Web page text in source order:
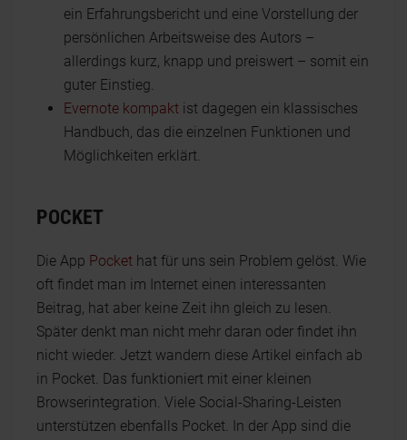
ein Erfahrungsbericht und eine Vorstellung der
persönlichen Arbeitsweise des Autors –
allerdings kurz, knapp und preiswert – somit ein
guter Einstieg.
Evernote kompakt ist dagegen ein klassisches
Handbuch, das die einzelnen Funktionen und
Möglichkeiten erklärt.
POCKET
Die App Pocket hat für uns sein Problem gelöst. Wie
oft findet man im Internet einen interessanten
Beitrag, hat aber keine Zeit ihn gleich zu lesen.
Später denkt man nicht mehr daran oder findet ihn
nicht wieder. Jetzt wandern diese Artikel einfach ab
in Pocket. Das funktioniert mit einer kleinen
Browserintegration. Viele Social-Sharing-Leisten
unterstützen ebenfalls Pocket. In der App sind die